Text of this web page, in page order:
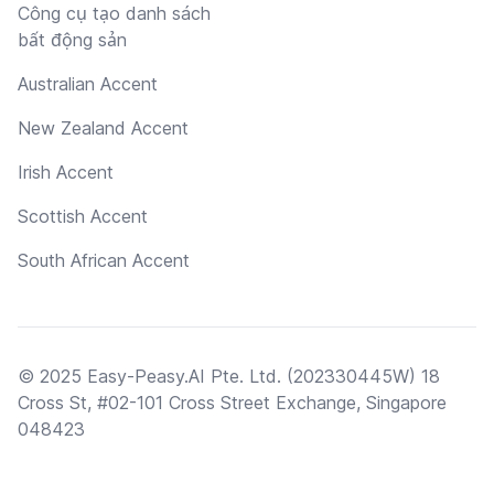
Công cụ tạo danh sách
bất động sản
Australian Accent
New Zealand Accent
Irish Accent
Scottish Accent
South African Accent
© 2025 Easy-Peasy.AI Pte. Ltd. (202330445W) 18
Cross St, #02-101 Cross Street Exchange, Singapore
048423